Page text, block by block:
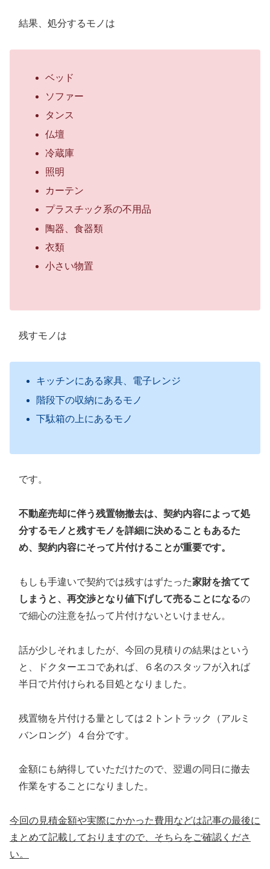
結果、処分するモノは
ベッド
ソファー
タンス
仏壇
冷蔵庫
照明
カーテン
プラスチック系の不用品
陶器、食器類
衣類
小さい物置
残すモノは
キッチンにある家具、電子レンジ
階段下の収納にあるモノ
下駄箱の上にあるモノ
です。
不動産売却に伴う残置物撤去は、契約内容によって処
分するモノと残すモノを詳細に決めることもあるた
め、契約内容にそって片付けることが重要です。
もしも手違いで契約では残すはずたった家財を捨てて
しまうと、再交渉となり値下げして売ることになるの
で細心の注意を払って片付けないといけません。
話が少しそれましたが、今回の見積りの結果はという
と、ドクターエコであれば、６名のスタッフが入れば
半日で片付けられる目処となりました。
残置物を片付ける量としては２トントラック（アルミ
バンロング）４台分です。
金額にも納得していただけたので、翌週の同日に撤去
作業をすることになりました。
今回の見積金額や実際にかかった費用などは記事の最後に
まとめて記載しておりますので、そちらをご確認くださ
い。